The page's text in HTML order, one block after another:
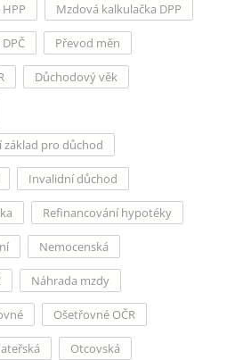
Mzdová kalkulačka DPP
Převod měn
Důchodový věk
základ pro důchod
Invalidní důchod
Refinancování hypotéky
Nemocenská
Náhrada mzdy
Ošetřovné OČR
Otcovská